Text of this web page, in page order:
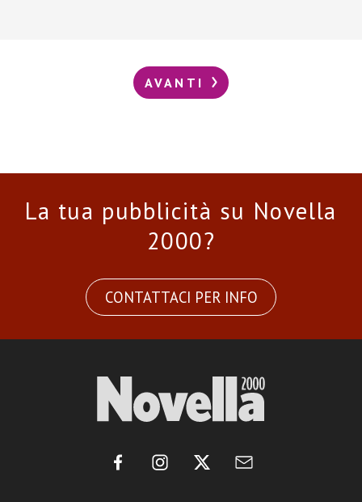
AVANTI
La tua pubblicità su Novella
2000?
CONTATTACI PER INFO